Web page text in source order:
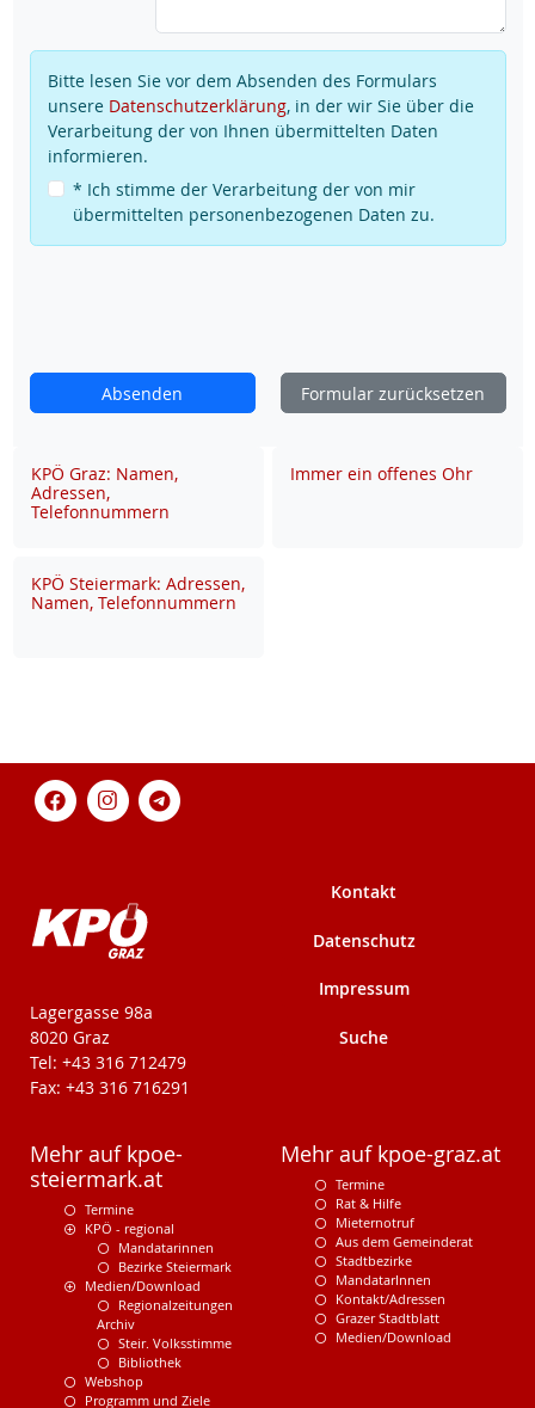
Bitte lesen Sie vor dem Absenden des Formulars
unsere Datenschutzerklärung, in der wir Sie über die
Verarbeitung der von Ihnen übermittelten Daten
informieren.
* Ich stimme der Verarbeitung der von mir
übermittelten personenbezogenen Daten zu.
Absenden Formular zurücksetzen
KPÖ Graz: Namen,
Adressen,
Telefonnummern
Immer ein offenes Ohr
KPÖ Steiermark: Adressen,
Namen, Telefonnummern
KPÖ-Steiermark
Lagergasse 98a
8020 Graz
Tel: +43 316 712479
Fax: +43 316 716291
Kontakt
Datenschutz
Impressum
Suche
Mehr auf kpoe-
steiermark.at
Termine
KPÖ - regional
Mandatarinnen
Bezirke Steiermark
Medien/Download
Regionalzeitungen
Archiv
Steir. Volksstimme
Bibliothek
Webshop
Programm und Ziele
Mehr auf kpoe-graz.at
Termine
Rat & Hilfe
Mieternotruf
Aus dem Gemeinderat
Stadtbezirke
MandatarInnen
Kontakt/Adressen
Grazer Stadtblatt
Medien/Download